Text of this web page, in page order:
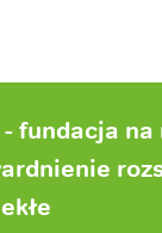
fundacja na